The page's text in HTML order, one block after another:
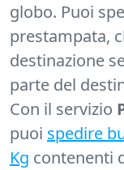
globo. Puoi
prestampata,
destinazione
parte del
Con il servizio
puoi spedire
Kg contenenti